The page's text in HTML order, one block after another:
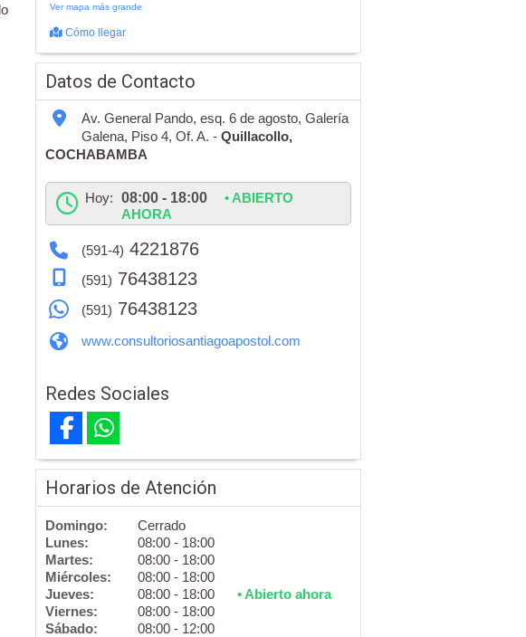
Ver mapa más grande
Cómo llegar
Datos de Contacto
Av. General Pando, esq. 6 de agosto, Galería
Galena, Piso 4, Of. A. - Quillacollo,
COCHABAMBA
Hoy: 08:00 - 18:00
• ABIERTO
AHORA
(591-4) 4221876
(591) 76438123
(591) 76438123
www.consultoriosantiagoapostol.com
Redes Sociales
Horarios de Atención
Domingo:
Cerrado
Lunes:
08:00 - 18:00
Martes:
08:00 - 18:00
Miércoles:
08:00 - 18:00
Jueves:
08:00 - 18:00
• Abierto ahora
Viernes:
08:00 - 18:00
Sábado:
08:00 - 12:00